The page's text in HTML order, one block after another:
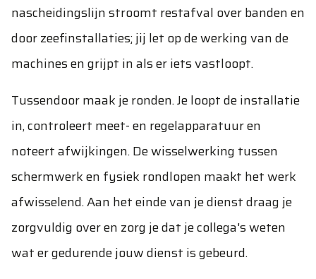
nascheidingslijn stroomt restafval over banden en
door zeefinstallaties; jij let op de werking van de
machines en grijpt in als er iets vastloopt.
Tussendoor maak je ronden. Je loopt de installatie
in, controleert meet- en regelapparatuur en
noteert afwijkingen. De wisselwerking tussen
schermwerk en fysiek rondlopen maakt het werk
afwisselend. Aan het einde van je dienst draag je
zorgvuldig over en zorg je dat je collega's weten
wat er gedurende jouw dienst is gebeurd.